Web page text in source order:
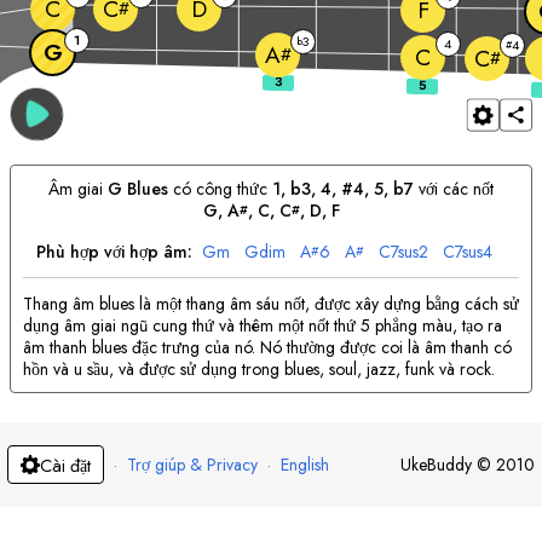
G 1 A#
b3 C 4 C#
#4
C C# D F
Âm giai G Blues có công thức 1, b3, 4, #4, 5, b7 với các nốt
G, A#, C, C#, D, F
Phù hợp với hợp âm: Gm Gdim A#6 A# C7sus2 C7sus4
Thang âm blues là một thang âm sáu nốt, được xây dựng bằng cách sử
dụng âm giai ngũ cung thứ và thêm một nốt thứ 5 phẳng màu, tạo ra
âm thanh blues đặc trưng của nó. Nó thường được coi là âm thanh có
hồn và u sầu, và được sử dụng trong blues, soul, jazz, funk và rock.
Cài đặt · Trợ giúp & Privacy · English UkeBuddy © 2010